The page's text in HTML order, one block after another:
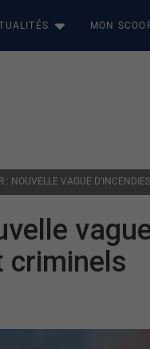
MON
criminels